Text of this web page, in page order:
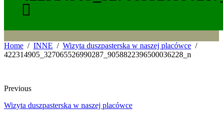
Home INNE
Wizyta duszpasterska w naszej placówce
422314905_327065526990287_9058822396500036228_n
Previous
Wizyta duszpasterska w naszej placówce